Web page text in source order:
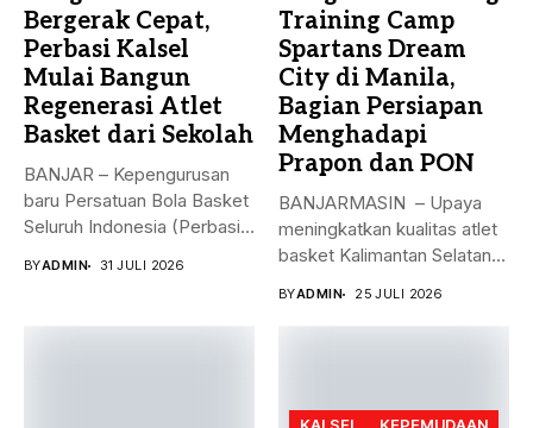
Bergerak Cepat,
Perbasi Kalsel
Mulai Bangun
Regenerasi Atlet
Basket dari Sekolah
BANJAR – Kepengurusan
baru Persatuan Bola Basket
Seluruh Indonesia (Perbasi)
BYADMIN 31 JULI 2026
Training Camp
Spartans Dream
City di Manila,
Bagian Persiapan
Menghadapi
Prapon dan PON
BANJARMASIN – Upaya
meningkatkan kualitas atlet
basket Kalimantan Selatan
BYADMIN 25 JULI 2026